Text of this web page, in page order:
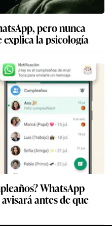
pero nunca
explica la psicología
WhatsApp
antes de que